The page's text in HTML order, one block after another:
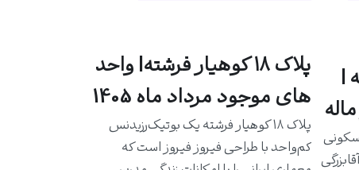
|
پلاک ۱۸ کوهیار فرشته| واحد
های موجود مرداد ماه 1405
پلاک ۱۸ کوهیار فرشته یک بوتیک‌رزیدنس
کم‌واحد با طراحی فیروز فیروز است که